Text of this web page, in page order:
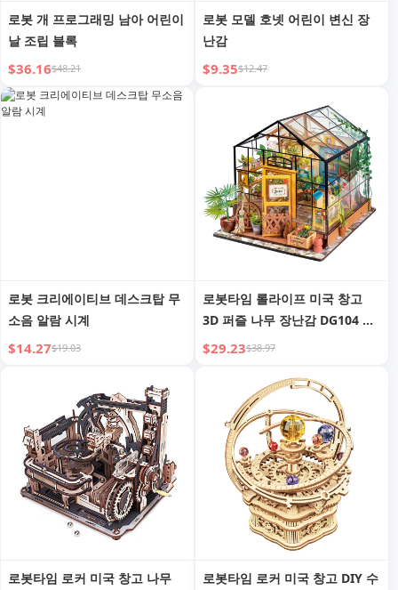
로봇 개 프로그래밍 남아 어린이
날 조립 블록
$36.16$48.21
로봇 모델 호넷 어린이 변신 장
난감
$9.35$12.47
로봇 크리에이티브 데스크탑 무
소음 알람 시계
$14.27$19.03
로봇타임 롤라이프 미국 창고
3D 퍼즐 나무 장난감 DG104 캐
시의 꽃집 DIY 미니어처 하우스
$29.23$38.97
로봇타임 로커 미국 창고 나무
로봇타임 로커 미국 창고 DIY 수